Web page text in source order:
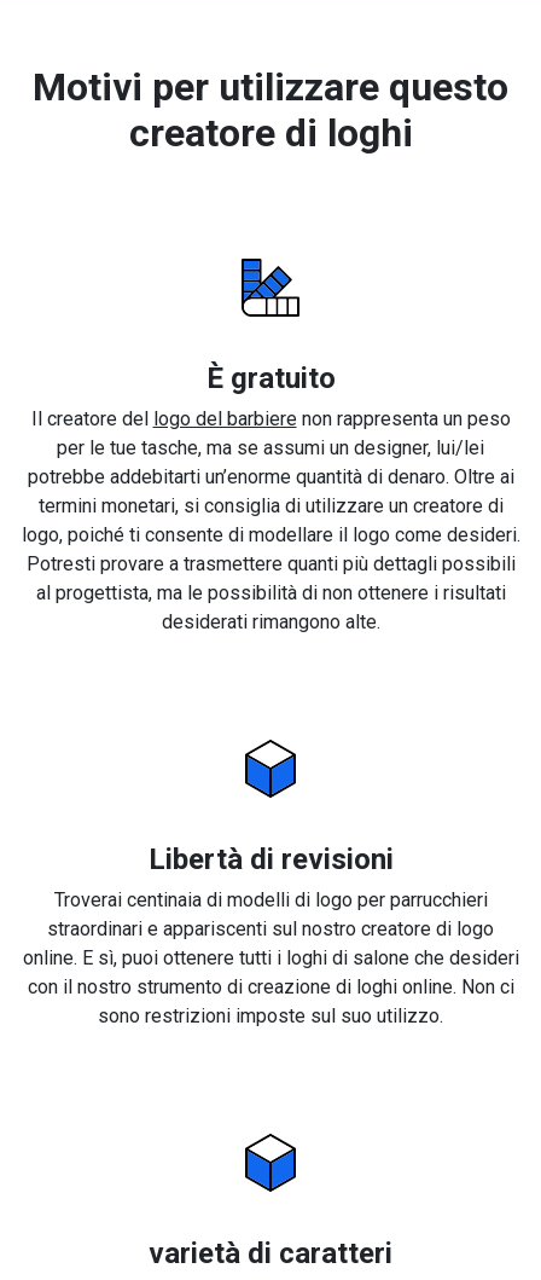
Motivi per utilizzare questo
creatore di loghi
È gratuito
Il creatore del logo del barbierenon rappresenta un peso
per le tue tasche, ma se assumi un designer, lui/lei
potrebbe addebitarti un’enorme quantità di denaro. Oltre ai
termini monetari, si consiglia di utilizzare un creatore di
logo, poiché ti consente di modellare il logo come desideri.
Potresti provare a trasmettere quanti più dettagli possibili
al progettista, ma le possibilità di non ottenere i risultati
desiderati rimangono alte.
Libertà di revisioni
Troverai centinaia di modelli di logo per parrucchieri
straordinari e appariscenti sul nostro creatore di logo
online. E sì, puoi ottenere tutti i loghi di salone che desideri
con il nostro strumento di creazione di loghi online. Non ci
sono restrizioni imposte sul suo utilizzo.
varietà di caratteri